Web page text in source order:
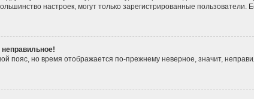
настроек, могут только зарегистрированные
пояс, но время отображается по-прежнему неверное, значит,